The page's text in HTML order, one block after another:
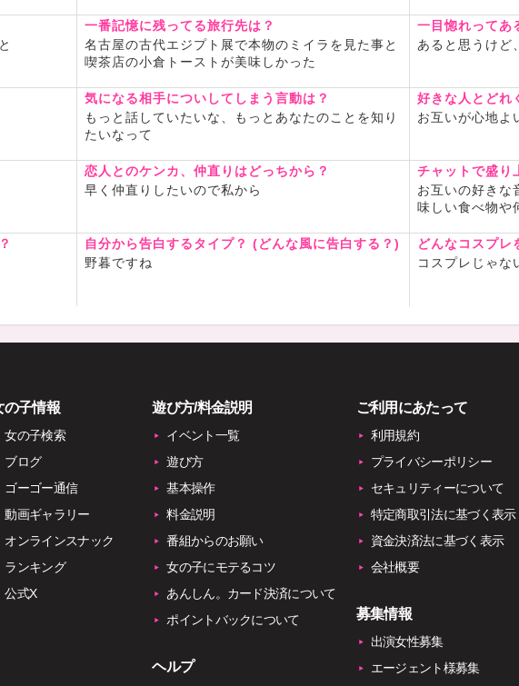
一番記憶に残ってる旅行先は？
名古屋の古代エジプト展で本物のミイラを見た事と
喫茶店の小倉トーストが美味しかった
一目惚れってあ
あると思うけど
気になる相手についしてしまう言動は？
もっと話していたいな、もっとあなたのことを知り
たいなって
好きな人とどれ
お互いが心地よ
恋人とのケンカ、仲直りはどっちから？
早く仲直りしたいので私から
チャットで盛り
お互いの好きな
味しい食べ物や
自分から告白するタイプ？ (どんな風に告白する？)
野暮ですね
どんなコスプレ
コスプレじゃな
の子情報
女の子検索
ブログ
ゴーゴー通信
動画ギャラリー
オンラインスナック
ランキング
公式X
遊び方/料金説明
イベント一覧
遊び方
基本操作
料金説明
番組からのお願い
女の子にモテるコツ
あんしん。カード決済について
ポイントバックについて
ヘルプ
ご利用にあたって
利用規約
プライバシーポリシー
セキュリティーについて
特定商取引法に基づく表示
資金決済法に基づく表示
会社概要
募集情報
出演女性募集
エージェント様募集